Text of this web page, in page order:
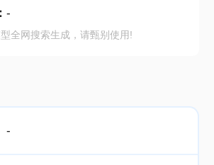
-
全网搜索生成，请甄别使用!
-